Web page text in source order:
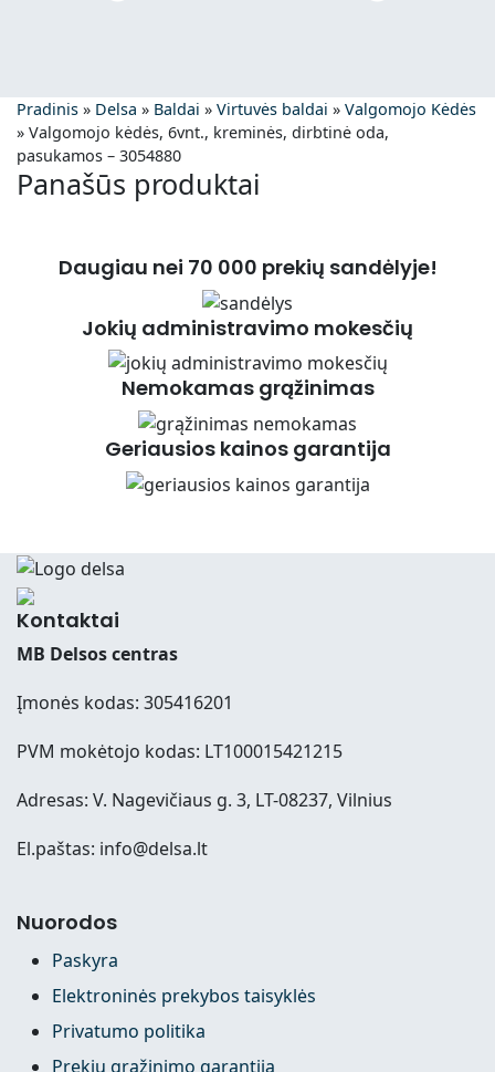
Pradinis » Delsa » Baldai » Virtuvės baldai » Valgomojo Kėdės
» Valgomojo kėdės, 6vnt., kreminės, dirbtinė oda,
pasukamos – 3054880
Panašūs produktai
Daugiau nei 70 000 prekių sandėlyje!
Jokių administravimo mokesčių
Nemokamas grąžinimas
Geriausios kainos garantija
Kontaktai
MB Delsos centras
Įmonės kodas: 305416201
PVM mokėtojo kodas: LT100015421215
Adresas: V. Nagevičiaus g. 3, LT-08237, Vilnius
El.paštas: info@delsa.lt
Nuorodos
Paskyra
Elektroninės prekybos taisyklės
Privatumo politika
Prekių grąžinimo garantija